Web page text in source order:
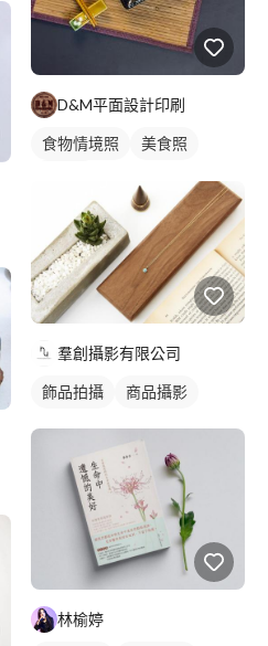
D&M平面設計印刷
食物情境照
美食照
羣創攝影有限公司
飾品拍攝 商品攝影
林榆婷